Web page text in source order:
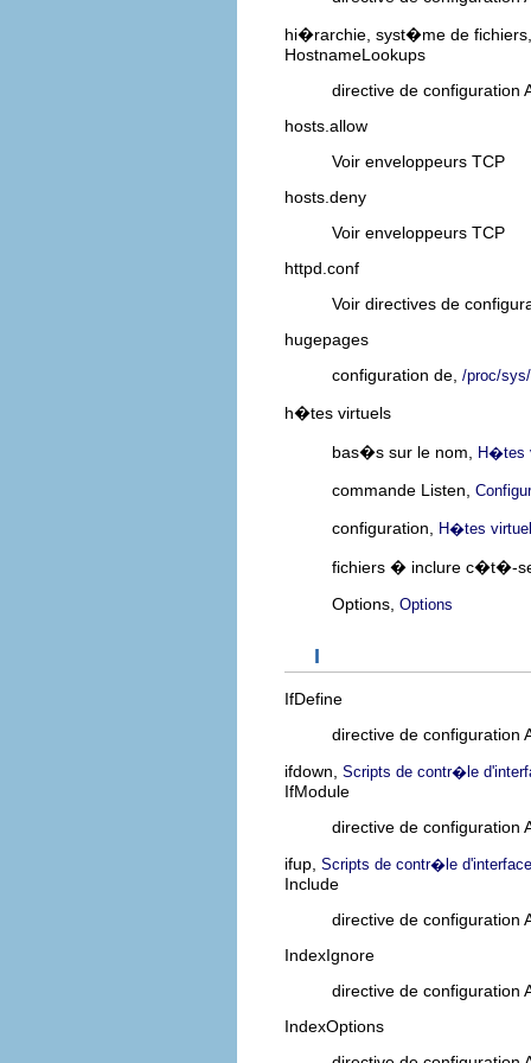
hi�rarchie, syst�me de
HostnameLookups
directive de configuration
hosts.allow
Voir enveloppeurs TCP
hosts.deny
Voir enveloppeurs TCP
httpd.conf
Voir directives de
hugepages
configuration de, /proc/
h�tes virtuels
bas�s sur le nom, H�tes
commande Listen,
configuration, H�tes
fichiers � inclure c�t�-
Options, Options
I
IfDefine
directive de configuration
ifdown, Scripts de contr�le
IfModule
directive de configuration
ifup, Scripts de contr�le
Include
directive de configuration
IndexIgnore
directive de configuration
IndexOptions